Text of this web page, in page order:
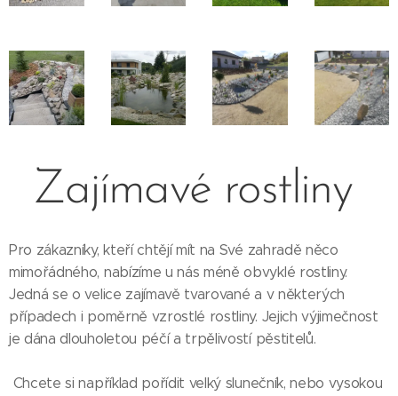
Zajímavé rostliny
Pro zákazníky, kteří chtějí mít na Své zahradě něco
mimořádného, nabízíme u nás méně obvyklé rostliny.
Jedná se o velice zajímavě tvarované a v některých
případech i poměrně vzrostlé rostliny. Jejich výjimečnost
je dána dlouholetou péčí a trpělivostí pěstitelů.
Chcete si například pořídit velký slunečník, nebo vysokou